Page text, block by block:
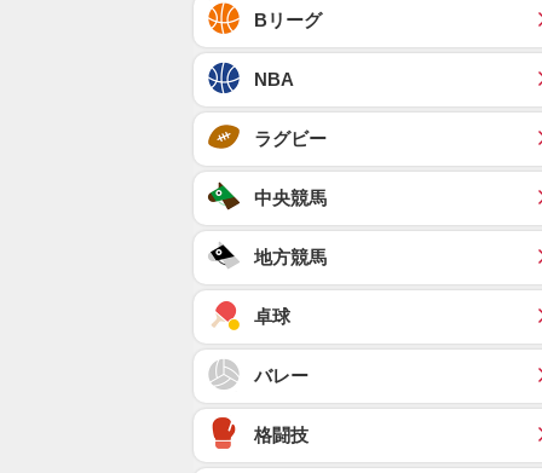
Bリーグ
NBA
ラグビー
中央競馬
地方競馬
卓球
バレー
格闘技